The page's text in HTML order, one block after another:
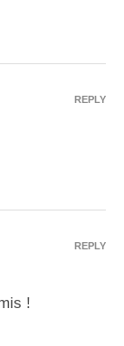
REPLY
!
REPLY